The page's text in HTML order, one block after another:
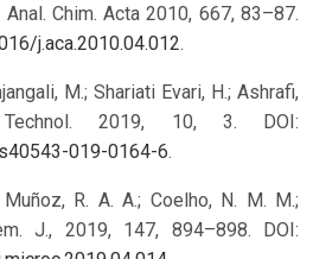
Anal. Chim. Acta 2010, 667, 83–87.
j.aca.2010.04.012.
M.; Shariati Evari, H.; Ashrafi,
2019, 10, 3. DOI:
019-0164-6.
Muñoz, R. A. A.; Coelho, N. M. M.;
J., 2019, 147, 894–898. DOI: